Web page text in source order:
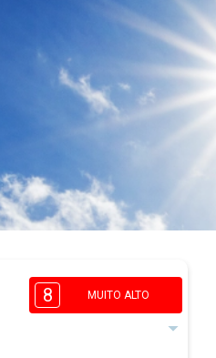
8 MUITO ALTO